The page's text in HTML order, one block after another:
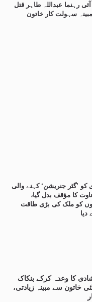
کا وعدہ کرکے بنکاک
خاتون سے مبینہ زیادتی،
رہنما عبداللہ طاہر قتل
سہولت کار خاتون
کو ’گٹر جنریشن‘ کہنے والی
کا مؤقف بدل گیا،
کو ملک کی بڑی طاقت
دیا